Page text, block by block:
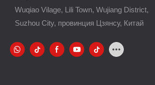
Wuqiao Vilage, Lili Town, Wujiang District,
Suzhou City, провинция Цзянсу, Китай